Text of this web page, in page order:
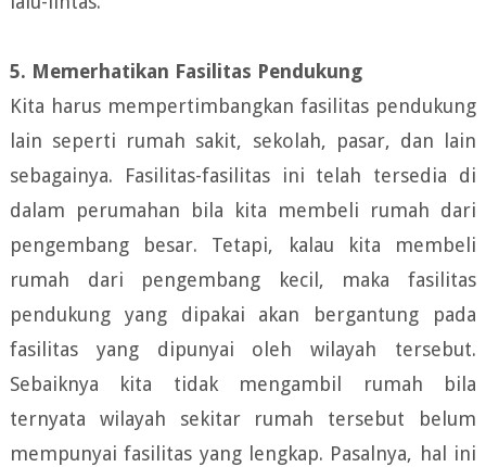
5. Memerhatikan Fasilitas Pendukung
Kita harus mempertimbangkan fasilitas pendukung
lain seperti rumah sakit, sekolah, pasar, dan lain
sebagainya. Fasilitas-fasilitas ini telah tersedia di
dalam perumahan bila kita membeli rumah dari
pengembang besar. Tetapi, kalau kita membeli
rumah dari pengembang kecil, maka fasilitas
pendukung yang dipakai akan bergantung pada
fasilitas yang dipunyai oleh wilayah tersebut.
Sebaiknya kita tidak mengambil rumah bila
ternyata wilayah sekitar rumah tersebut belum
mempunyai fasilitas yang lengkap. Pasalnya, hal ini